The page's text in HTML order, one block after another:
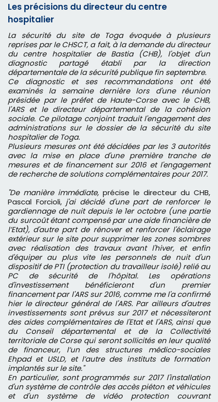
Les précisions du directeur du centre
hospitalier
La sécurité du site de Toga évoquée à plusieurs
reprises par le CHSCT, a fait, à la demande du directeur
du centre hospitalier de Bastia (CHB), l'objet d'un
diagnostic partagé établi par la direction
départementale de la sécurité publique fin septembre.
Ce diagnostic et ses recommandations ont été
examinés la semaine dernière lors d'une réunion
présidée par le préfet de Haute-Corse avec le CHB,
l'ARS et le directeur départemental de la cohésion
sociale. Ce pilotage conjoint traduit l'engagement des
administrations sur le dossier de la sécurité du site
hospitalier de Toga.
Plusieurs mesures ont été décidées par les 3 autorités
avec la mise en place d'une première tranche de
mesures et de financement sur 2016 et l'engagement
de recherche de solutions complémentaires pour 2017.
"De manière immédiate, précise le directeur du CHB,
Pascal Forcioli, j'ai décidé d'une part de renforcer le
gardiennage de nuit depuis le 1er octobre (une partie
du surcoût étant compensé par une aide financière de
l’Etat), d'autre part de rénover et renforcer l'éclairage
extérieur sur le site pour supprimer les zones sombres
avec réalisation des travaux avant l'hiver, et enfin
d'équiper au plus vite les personnels de nuit d'un
dispositif de PTI (protection du travailleur isolé) relié au
PC de sécurité de l'hôpital. Les opérations
d'investissement bénéficieront d'un premier
financement par l'ARS sur 2016, comme me l'a confirmé
hier le directeur général de l'ARS. Par ailleurs d'autres
investissements sont prévus sur 2017 et nécessiteront
des aides complémentaires de l'Etat et l'ARS, ainsi que
du Conseil départemental et de la Collectivité
territoriale de Corse qui seront sollicités en leur qualité
de financeur, l’un des structures médico-sociales
Ehpad et USLD, et l’autre des instituts de formation
implantés sur le site."
En particulier, sont programmés sur 2017 l'installation
d'un système de contrôle des accès piéton et véhicules
et d'un système de vidéo protection couvrant